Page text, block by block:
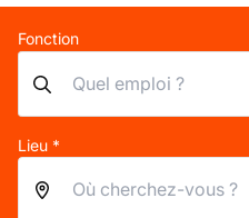
Fonction
Lieu *